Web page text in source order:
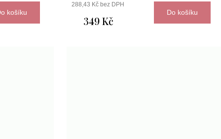
košíku
288,43 Kč bez DPH
349 Kč
Do košíku